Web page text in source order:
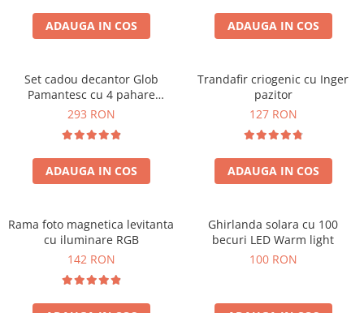
Cadouri Fete
Pentru Copilul din tine
Cadouri de Casa Noua
Cadouri Majorat
Cadouri pentru Nasi
Cadouri pentru Bunici
Cadouri pentru Prieteni
Cel ce are tot
Cadouri Nunta si Cununie civila
Cani si Termosuri
Jocuri si Puzzle
Seturi de caligrafie
Cadouri Sfantul Alexandru
Cadouri Constantin si Elena
Cadouri Sfanta Maria
Cadouri Sfintii Mihail si Gavriil
ADAUGA IN COS ADAUGA IN COS
Set cadou decantor Glob
Pamantesc cu 4 pahare
Deluxe
293 RON
ADAUGA IN COS
Trandafir criogenic cu Inger
pazitor
127 RON
ADAUGA IN COS
Rama foto magnetica levitanta
cu iluminare RGB
142 RON
Ghirlanda solara cu 100
becuri LED Warm light
100 RON